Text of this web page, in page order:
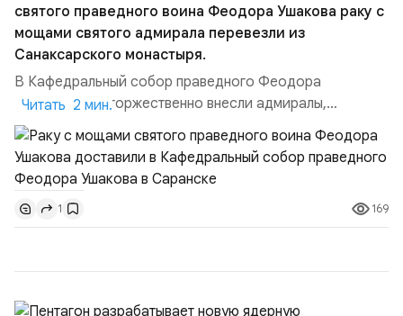
святого праведного воина Феодора Ушакова раку с
мощами святого адмирала перевезли из
Санаксарского монастыря.
В Кафедральный собор праведного Феодора
Ушакова раку торжественно внесли адмиралы,
участвовавшие в канонизации святого праведного
воина Феодора Ушакова 25 лет назад:Адмирал
Владимир Прокофьевич Валуев, командующий
Балтийским флотом ВМФ России (2001–2006
гг.);Адмирал Владимир Петрович Комоедов,
командующий Черноморским флотом ВМФ России
Читать 2 мин.
1 169